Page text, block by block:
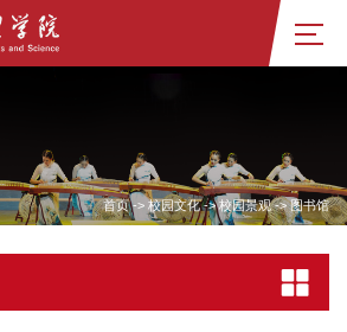
首页-> 校园文化->校园景观->图书馆